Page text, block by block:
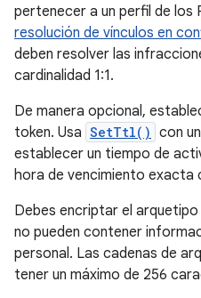
pertenecer a un perfil de los
resolución de vínculos en
deben resolver las
cardinalidad 1:1.
De manera opcional,
token. Usa SetTtl() con
establecer un tiempo de
hora de vencimiento exacta
Debes encriptar el
no pueden contener
personal. Las cadenas de
tener un máximo de 256